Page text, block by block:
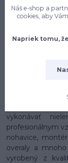
7 z 10
zistite, čo je
Na našom e-
oblečenia,
logistike alebo
vykonávať
profesionálnym
nohavice,
overaly a
vyrobený z
Náš e-shop a
cookies, aby
Napriek tomu,